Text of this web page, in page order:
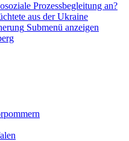
Prozessbegleitung an?
aus der Ukraine
Submenü anzeigen